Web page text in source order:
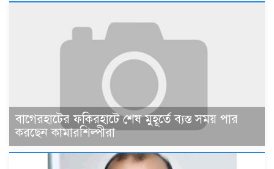
বাগেরহাটের ফকিরহাটে শেষ মুহূর্তে ব্যস্ত সময় পার
করছেন কামারশিল্পীরা